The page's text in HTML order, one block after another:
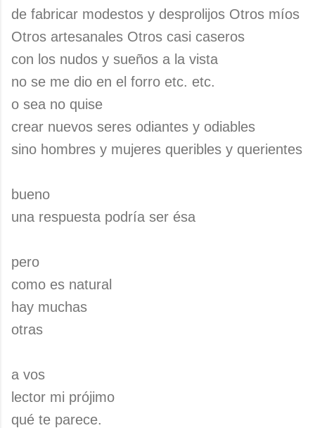
de fabricar modestos y desprolijos Otros míos
Otros artesanales Otros casi caseros
con los nudos y sueños a la vista
no se me dio en el forro etc. etc.
o sea no quise
crear nuevos seres odiantes y odiables
sino hombres y mujeres queribles y querientes
bueno
una respuesta podría ser ésa
pero
como es natural
hay muchas
otras
a vos
lector mi prójimo
qué te parece.